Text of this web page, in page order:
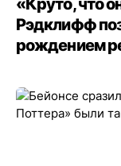
«Круто, что
Рэдклифф
рождением